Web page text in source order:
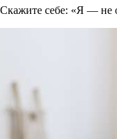
себе: «Я —